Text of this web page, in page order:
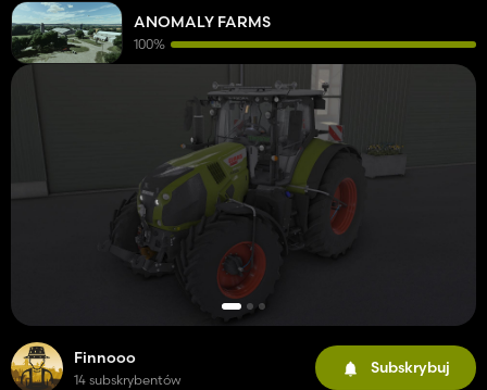
Finnooo
14 subskrybentów
Subskrybuj
ANOMALY FARMS
100%